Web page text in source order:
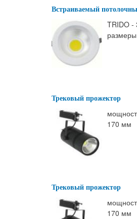
Встраиваемый
TRIDO -
Трековый прожектор
170 мм
Трековый прожектор
170 мм